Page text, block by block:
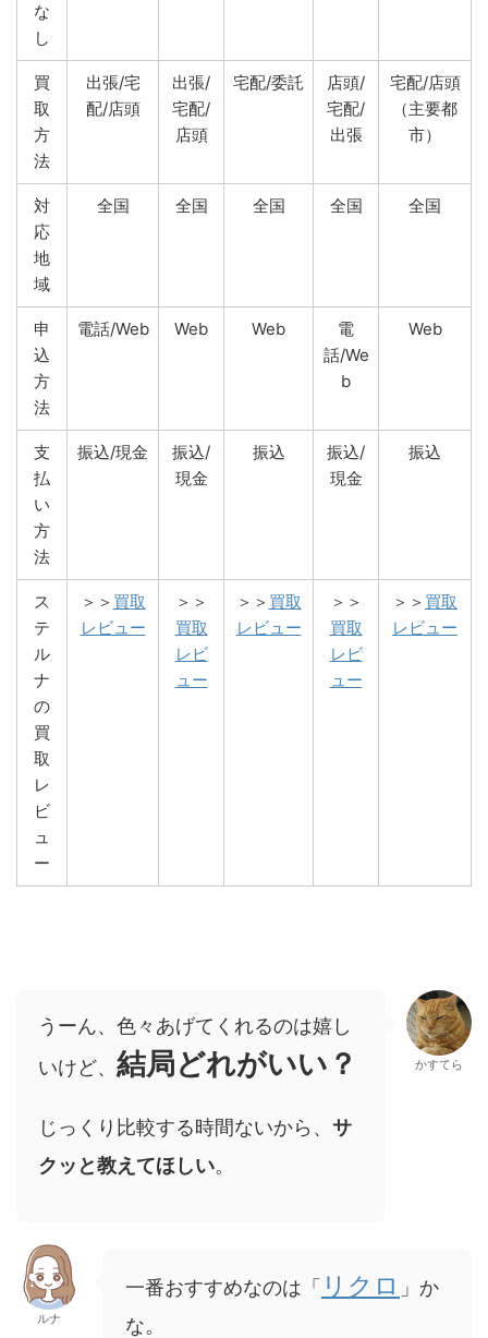
な
し
買
取
方
法
出張/宅
配/店頭
出張/
宅配/
店頭
宅配/委託
店頭/
宅配/
出張
宅配/店頭
（主要都
市）
対
応
地
域
全国 全国 全国 全国 全国
申
込
方
法
電話/Web Web Web
電
話/We
b
Web
支
払
い
方
法
振込/現金
振込/
現金
振込
振込/
現金
振込
ス
テ
ル
ナ
の
買
取
レ
ビ
ュ
ー
＞＞ 買取
レビュー
＞＞
買取
レビ
ュー
＞＞ 買取
レビュー
＞＞
買取
レビ
ュー
＞＞ 買取
レビュー
うーん、色々あげてくれるのは嬉し
いけど、 結局どれがいい？
じっくり比較する時間ないから、 サ
クッと教えてほしい。
かすてら
ルナ
一番おすすめなのは「 リクロ 」か
な。